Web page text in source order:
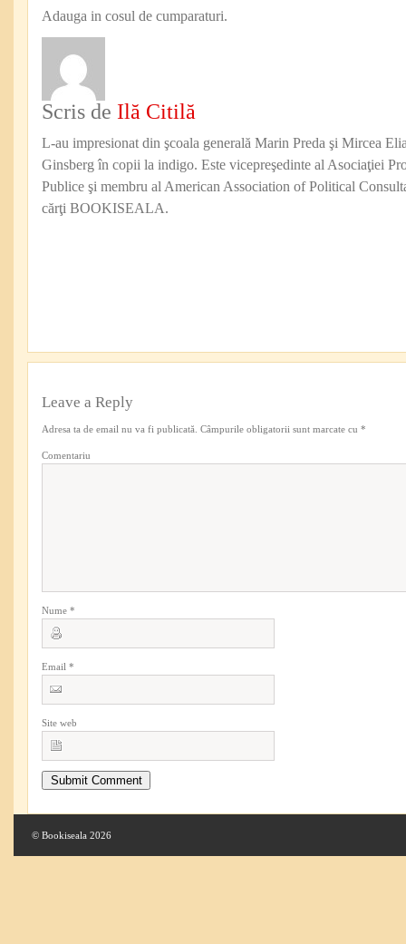
Adauga in cosul de cumparaturi.
Scris de Ilă Citilă
L-au impresionat din şcoala generală Marin Preda şi Mircea
Ginsberg în copii la indigo. Este vicepreşedinte al Asociaţiei
Publice şi membru al American Association of Political
cărţi BOOKISEALA.
Leave a Reply
Adresa ta de email nu va fi publicată. Câmpurile obligatorii sunt marcate cu *
Comentariu
Nume *
Email *
Site web
© Bookiseala 2026